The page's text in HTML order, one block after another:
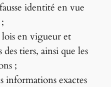
identité en vue
en vigueur et
tiers, ainsi que les
;
informations exactes